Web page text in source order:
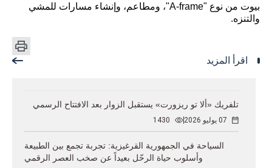
بيوت من نوع "A-frame"، ومطاعم، وإنشاء مسارات للمشي
والتنزه.
اقرأ المزيد
تلفريك «ألا تو ريزورت» يستقبل الزوار بعد الافتتاح الرسمي
07 يوليو 2026 1430
السياحة في الجمهورية القرغيزية: تجربة تجمع بين الطبيعة
وأسلوب حياة الرحّل بعيداً عن صخب العصر الرقمي